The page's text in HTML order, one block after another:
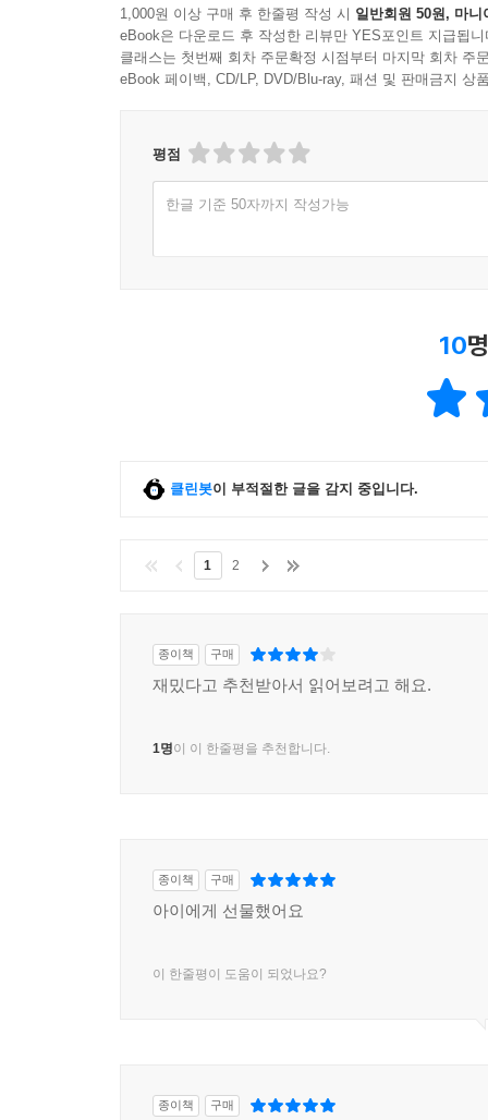
1,000원 이상 구매 후 한줄평 작성 시 일반회원 50원, 마니
eBook은 다운로드 후 작성한 리뷰만 YES포인트 지급됩니
클래스는 첫번째 회차 주문확정 시점부터 마지막 회차 주
eBook 페이백, CD/LP, DVD/Blu-ray, 패션 및 판매금지 상
평점
한글 기준 50자까지 작성가능
10
클린봇이 부적절한 글을 감지 중입니다.
1 2
종이책 구매
재밌다고 추천받아서 읽어보려고 해요.
1명이 이 한줄평을 추천합니다.
종이책 구매
아이에게 선물했어요
이 한줄평이 도움이 되었나요?
종이책 구매